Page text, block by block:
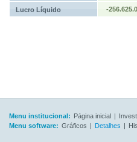
Lucro Líquido -
Menu institucional: Página inicial |
Menu software: Gráficos | Detalhes |